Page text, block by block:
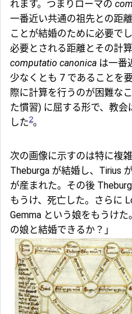
れます。つまりローマの
一番近い共通の祖先との距
ことが結婚のために必要で
必要とされる距離とその計
computatio canonica は一番
少なくとも 7 であることを
際に計算を行うのが困難な
た慣習) に屈する形で、教
した2。
次の画像に示すのは特に複
Theburga が結婚し、Tirius
が産まれた。その後
もうけ、死亡した。さらに
Gemma という娘をもうけた
の娘と結婚できるか？」